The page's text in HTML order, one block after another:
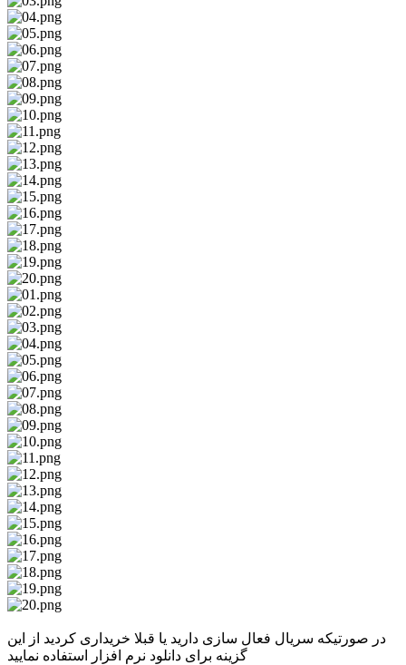
در صورتیکه سریال فعال سازی دارید یا قبلا خریداری کردید از این
گزینه برای دانلود نرم افزار استفاده نمایید